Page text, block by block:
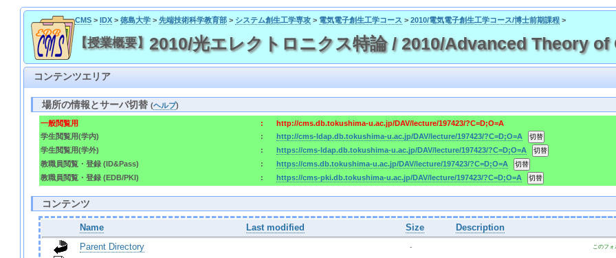
CMS> IDX> 徳島大学> 先端技術科学教育部> システム創生工学専攻> 電気電子創生工学コース > 2010/電気電子創生工学コース/博士前期課程>
【授業概要】 2010/光エレクトロニクス特論 / 2010/Advanced Theory
コンテンツエリア
場所の情報とサーバ切替(ヘルプ)
一般閲覧用 :
http://cms.db.tokushima-u.ac.jp/DAV/lecture/197423/?C=D;O=A
学生閲覧用(学内)
:
http://cms-ldap.db.tokushima-u.ac.jp/DAV/lecture/197423/?C=D;O=A
学生閲覧用(学外)
:
https://cms-ldap.db.tokushima-u.ac.jp/DAV/lecture/197423/?C=D;O=A
教職員閲覧・登録 (ID&Pass)
:
https://cms.db.tokushima-u.ac.jp/DAV/lecture/197423/?C=D;O=A
教職員閲覧・登録 (EDB/PKI)
: https://cms-pki.db.tokushima-u.ac.jp/DAV/lecture/197423/?C=D;O=A
コンテンツ
Name Last modified Size
Description
Parent Directory
  -
このフ